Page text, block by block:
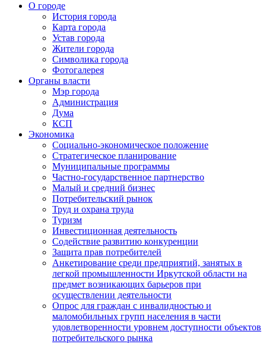
О городе
История города
Карта города
Устав города
Жители города
Символика города
Фотогалерея
Органы власти
Мэр города
Администрация
Дума
КСП
Экономика
Социально-экономическое положение
Стратегическое планирование
Муниципальные программы
Частно-государственное партнерство
Малый и средний бизнес
Потребительский рынок
Труд и охрана труда
Туризм
Инвестиционная деятельность
Содействие развитию конкуренции
Защита прав потребителей
Анкетирование среди предприятий, занятых в
легкой промышленности Иркутской области на
предмет возникающих барьеров при
осуществлении деятельности
Опрос для граждан с инвалидностью и
маломобильных групп населения в части
удовлетворенности уровнем доступности объектов
потребительского рынка